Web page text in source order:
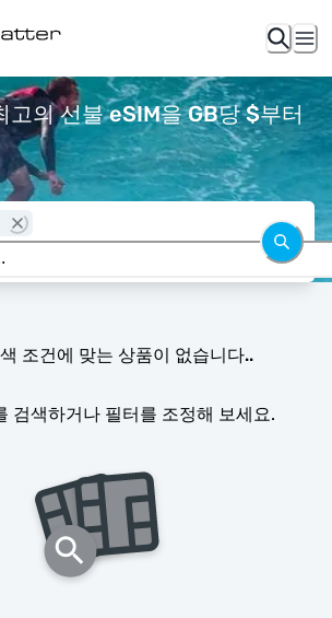
고의 선불 eSIM을 GB당 $부터
조건에 맞는 상품이 없습니다..
검색하거나 필터를 조정해 보세요.